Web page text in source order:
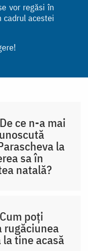
vor regăsi în
acestei
ce n-a mai
la
sa în
natală?
poți
rugăciunea
tine acasă